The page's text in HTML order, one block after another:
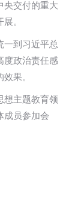
央交付的重大
。
一到习近平总
度政治责任感
果。
想主题教育领
成员参加会